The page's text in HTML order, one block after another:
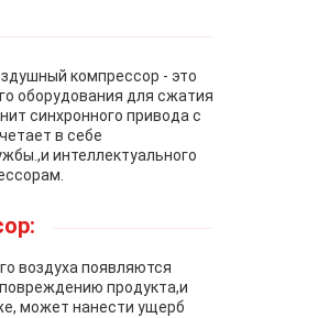
компрессор - это
оборудования для сжатия
синхронного привода с
в себе
интеллектуального
воздуха появляются
продукта,и
может нанести ущерб